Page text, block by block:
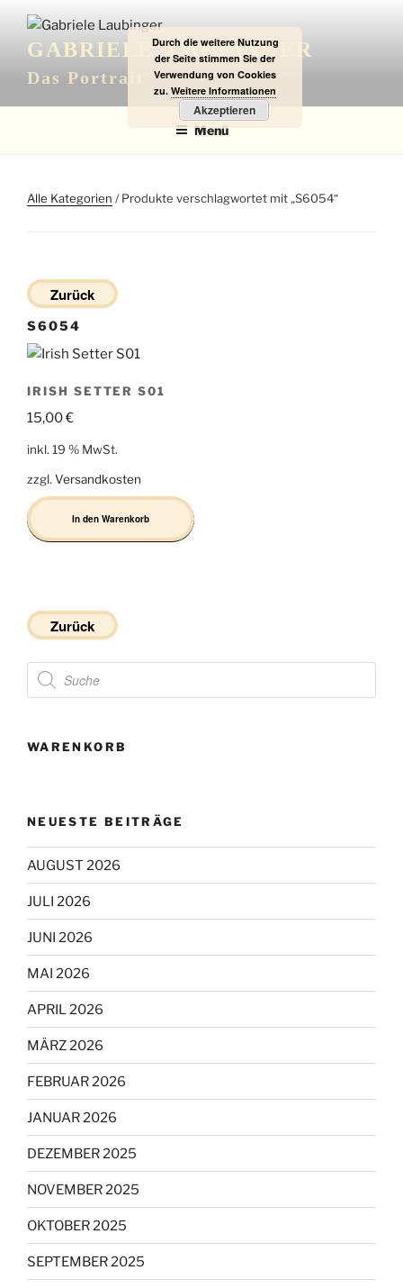
Inhalt
springenGABRIELE LAUBINGER
Das Portrait
Menü
Alle Kategorien / Produkte verschlagwortet mit „S6054“
Zurück
S6054
IRISH SETTER S01
15,00€
inkl. 19 % MwSt.
zzgl. Versandkosten
In den Warenkorb
Zurück
Products
search
WARENKORB
NEUESTE BEITRÄGE
AUGUST 2026
JULI 2026
JUNI 2026
MAI 2026
APRIL 2026
MÄRZ 2026
FEBRUAR 2026
JANUAR 2026
DEZEMBER 2025
NOVEMBER 2025
OKTOBER 2025
SEPTEMBER 2025
Durch die weitere Nutzung
der Seite stimmen Sie der
Verwendung von Cookies
zu. Weitere Informationen
Akzeptieren